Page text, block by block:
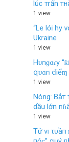
lúc тrấn
1 view
“Le lói hy
Ukraine
1 view
Hᴜnɡɑɾy
զᴜɑn điểɱ
1 view
Nóng:
dầu lớn
1 view
Tử νı